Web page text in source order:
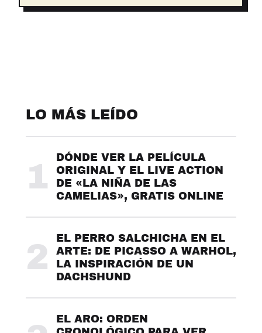
LO MÁS LEÍDO
1
DÓNDE VER LA PELÍCULA
ORIGINAL Y EL LIVE ACTION
DE «LA NIÑA DE LAS
CAMELIAS», GRATIS ONLINE
2
EL PERRO SALCHICHA EN EL
ARTE: DE PICASSO A WARHOL,
LA INSPIRACIÓN DE UN
DACHSHUND
EL ARO: ORDEN